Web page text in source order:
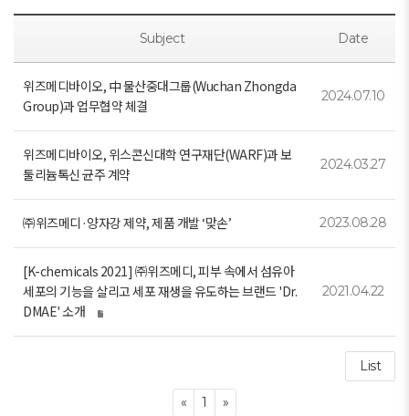
Subject Date
위즈메디바이오, 中 물산중대그룹(Wuchan Zhongda
Group)과 업무협약 체결
2024.07.10
위즈메디바이오, 위스콘신대학 연구재단(WARF)과 보
툴리늄톡신 균주 계약
2024.03.27
㈜위즈메디·양자강 제약, 제품 개발 ‘맞손’ 2023.08.28
[K-chemicals 2021] ㈜위즈메디, 피부 속에서 섬유아
세포의 기능을 살리고 세포 재생을 유도하는 브랜드 'Dr.
DMAE' 소개
2021.04.22
List
«Previous
1 »Next